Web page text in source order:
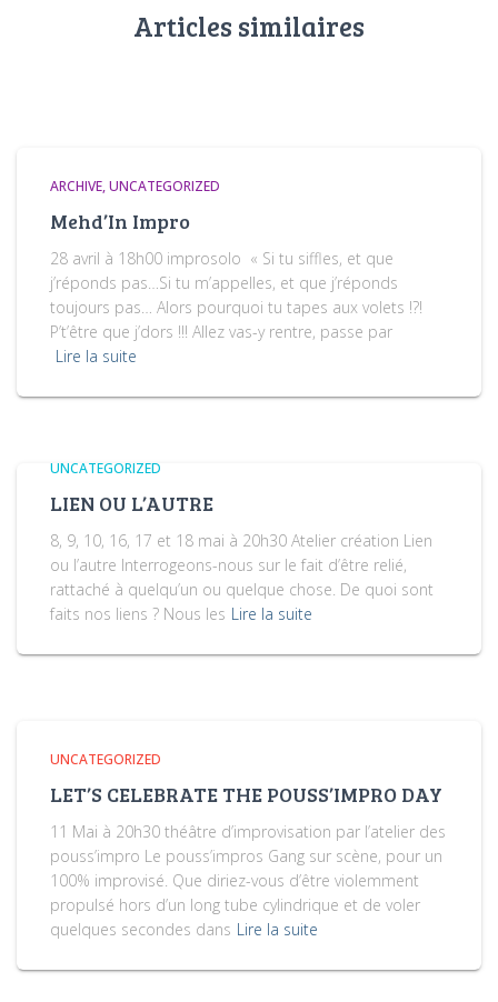
Articles similaires
ARCHIVE UNCATEGORIZED
Mehd’In Impro
28 avril à 18h00 improsolo « Si tu siffles, et que
j’réponds pas…Si tu m’appelles, et que j’réponds
toujours pas… Alors pourquoi tu tapes aux volets !?!
P’t’être que j’dors !!! Allez vas-y rentre, passe par
Lire la suite
UNCATEGORIZED
LIEN OU L’AUTRE
8, 9, 10, 16, 17 et 18 mai à 20h30 Atelier création Lien
ou l’autre Interrogeons-nous sur le fait d’être relié,
rattaché à quelqu’un ou quelque chose. De quoi sont
faits nos liens ? Nous les Lire la suite
UNCATEGORIZED
LET’S CELEBRATE THE POUSS’IMPRO DAY
11 Mai à 20h30 théâtre d’improvisation par l’atelier des
pouss’impro Le pouss’impros Gang sur scène, pour un
100% improvisé. Que diriez-vous d’être violemment
propulsé hors d’un long tube cylindrique et de voler
quelques secondes dans Lire la suite